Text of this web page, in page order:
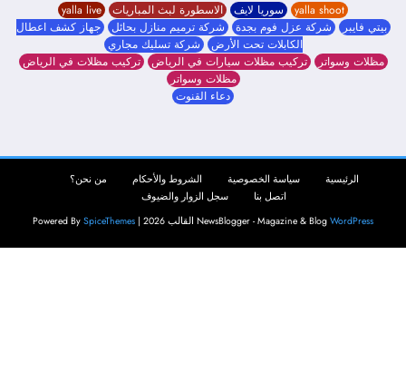
yalla shoot سوريا لايف الاسطورة لبث المباريات yalla live
بيتي فايبر شركة عزل فوم بجدة شركة ترميم منازل بحائل جهاز كشف اعطال
الكابلات تحت الأرض شركة تسليك مجاري
مظلات وسواتر تركيب مظلات سيارات في الرياض تركيب مظلات في الرياض
مظلات وسواتر
دعاء القنوت
الرئيسية سياسة الخصوصية الشروط والأحكام
من نحن؟
اتصل بنا
سجل الزوار والضيوف
NewsBlogger - Magazine & Blog WordPress القالب 2026 | Powered By SpiceThemes